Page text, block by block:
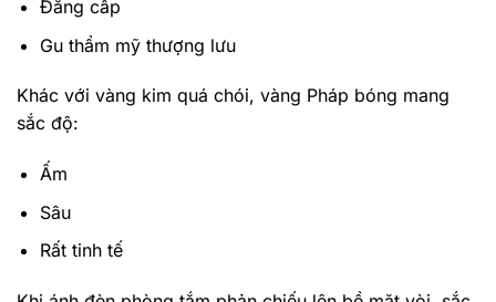
Đẳng cấp
Gu thẩm mỹ thượng lưu
Khác với vàng kim quá chói, vàng Pháp bóng mang
sắc độ:
Ấm
Sâu
Rất tinh tế